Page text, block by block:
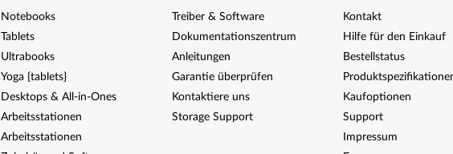
Notebooks
Tablets
Ultrabooks
Yoga {tablets}
Desktops & All-in-Ones
Arbeitsstationen
Arbeitsstationen
Treiber & Software
Dokumentationszentrum
Anleitungen
Garantie überprüfen
Kontaktiere uns
Storage Support
Kontakt
Hilfe für den Einkauf
Bestellstatus
Kaufoptionen
Support
Impressum